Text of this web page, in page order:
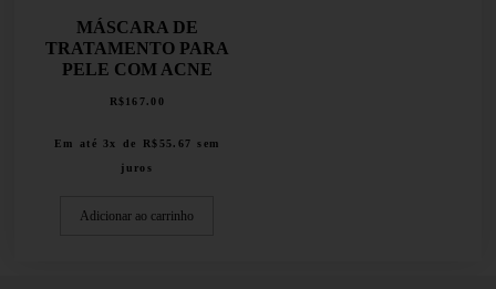
MÁSCARA DE
TRATAMENTO PARA
PELE COM ACNE
R$167.00
Em até 3x de R$ 55.67 sem
juros
Adicionar ao carrinho